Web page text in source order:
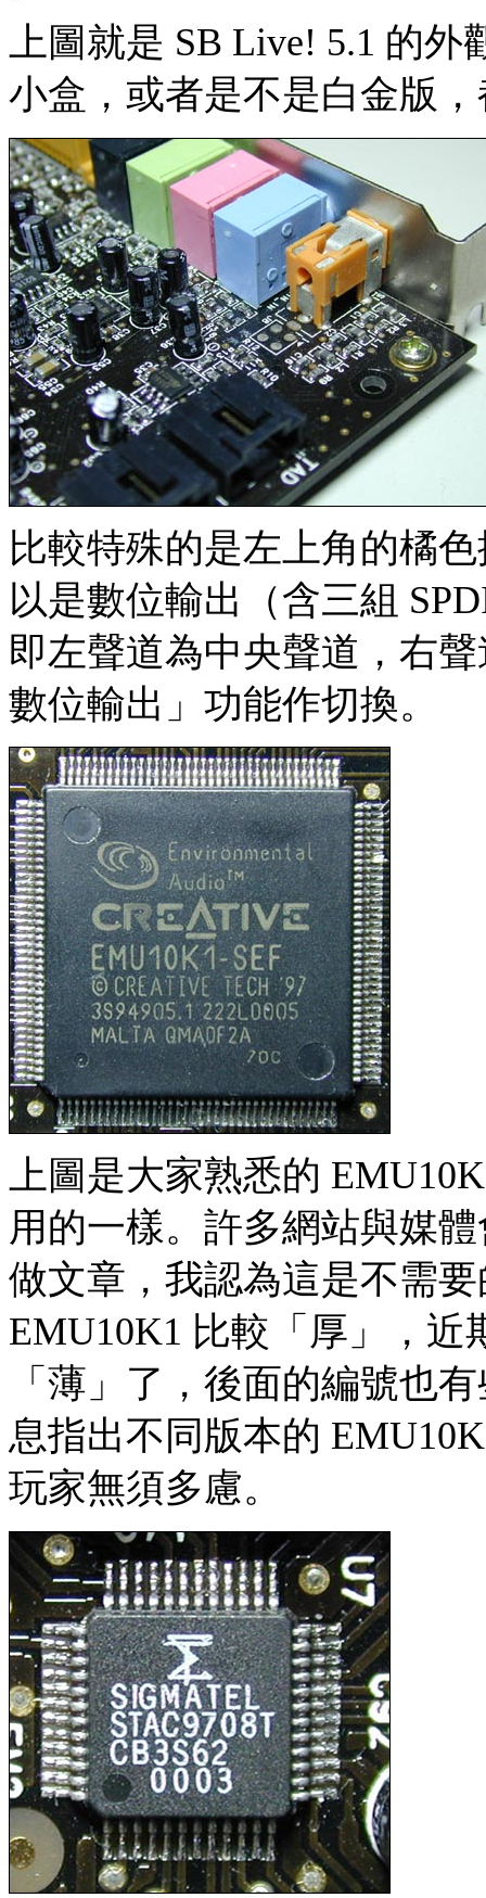
上圖就是 SB Live! 5.1 的外
小盒，或者是不是白金版
比較特殊的是左上角的橘
以是數位輸出（含三組
即左聲道為中央聲道，右
數位輸出」功能作切換。
上圖是大家熟悉的
用的一樣。許多網站與媒
做文章，我認為這是不需
EMU10K1 比較「厚」，
「薄」了，後面的編號也
息指出不同版本的
玩家無須多慮。